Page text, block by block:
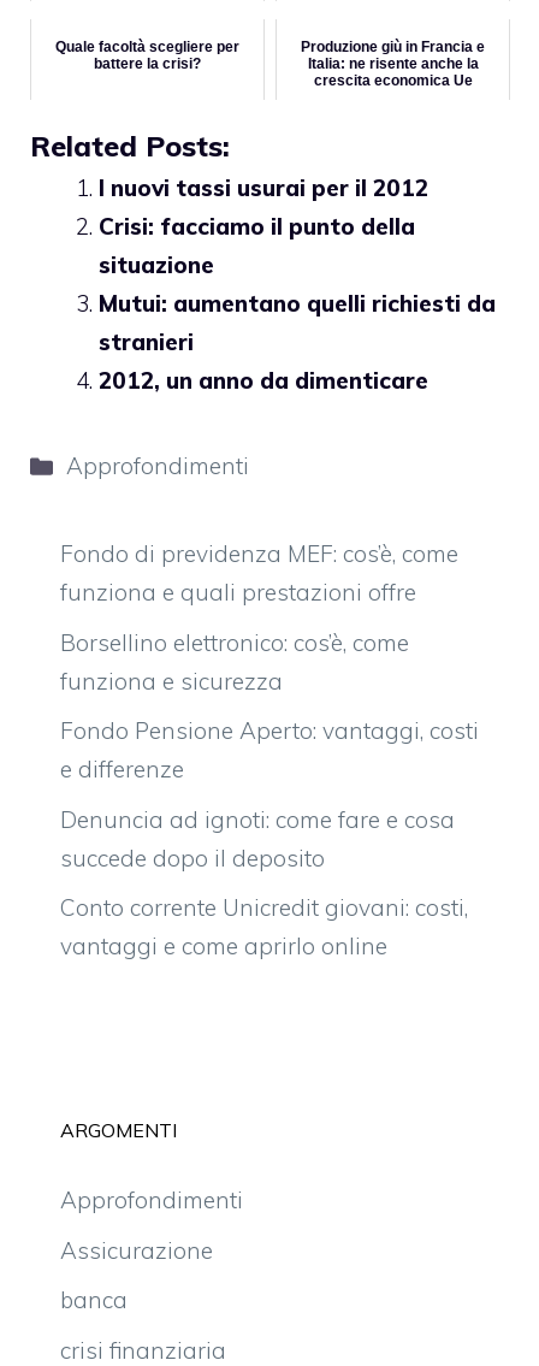
Quale facoltà scegliere per
battere la crisi?
Produzione giù in Francia e
Italia: ne risente anche la
crescita economica Ue
Related Posts:
I nuovi tassi usurai per il 2012
Crisi: facciamo il punto della
situazione
Mutui: aumentano quelli richiesti da
stranieri
2012, un anno da dimenticare
Categorie
Approfondimenti
Fondo di previdenza MEF: cos’è, come
funziona e quali prestazioni offre
Borsellino elettronico: cos’è, come
funziona e sicurezza
Fondo Pensione Aperto: vantaggi, costi
e differenze
Denuncia ad ignoti: come fare e cosa
succede dopo il deposito
Conto corrente Unicredit giovani: costi,
vantaggi e come aprirlo online
ARGOMENTI
Approfondimenti
Assicurazione
banca
crisi finanziaria